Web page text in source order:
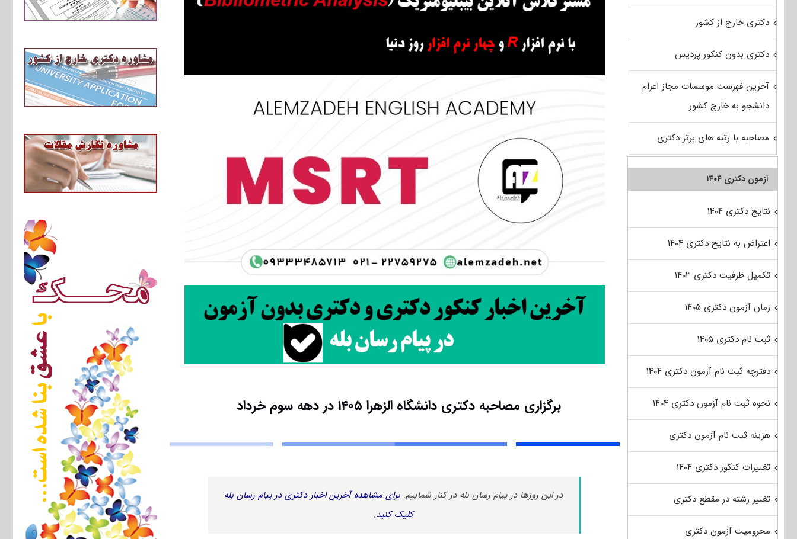
برگزاری مصاحبه دکتری دانشگاه الزهرا ۱۴۰۵ در دهه سوم خرداد
در این روزها در پیام رسان بله در کنار شماییم. برای مشاهده آخرین اخبار دکتری در پیام رسان بله
کلیک کنید.
دکتری خارج از کشور
دکتری بدون کنکور پردیس
آخرین فهرست موسسات مجاز اعزام
دانشجو به خارج کشور
مصاحبه با رتبه های برتر دکتری
آزمون دکتری ۱۴۰۴
نتایج دکتری ۱۴۰۴
اعتراض به نتایج دکتری ۱۴۰۴
تکمیل ظرفیت دکتری ۱۴۰۳
زمان آزمون دکتری ۱۴۰۵
ثبت نام دکتری ۱۴۰۵
دفترچه ثبت نام آزمون دکتری ۱۴۰۴
نحوه ثبت نام آزمون دکتری ۱۴۰۴
هزینه ثبت نام آزمون دکتری
تغییرات کنکور دکتری ۱۴۰۴
تغییر رشته در مقطع دکتری
محرومیت آزمون دکتری